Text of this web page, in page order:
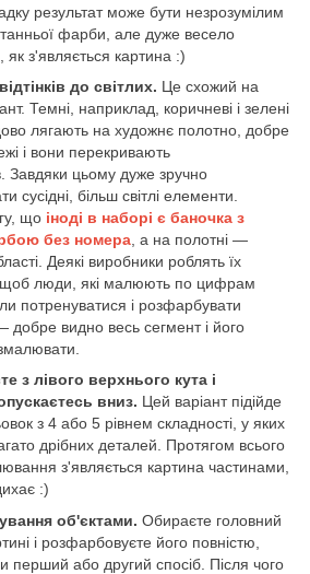
результат може бути незрозумілим
фарби, але дуже весело
як з'являється картина :)
до світлих. Це схожий на
Темні, наприклад, коричневі і зелені
лягають на художнє полотно, добре
і вони перекривають
Завдяки цьому дуже зручно
сусідні, більш світлі елементи.
що іноді в наборі є баночка з
без номера , а на полотні —
Деякі виробники роблять їх
щоб люди, які малюють по цифрам
потренуватися і розфарбувати
добре видно весь сегмент і його
з лівого верхнього кута і
вниз. Цей варіант підійде
з 4 або 5 рівнем складності, у яких
дрібних деталей. Протягом всього
з'являється картина частинами,
:)
об'єктами. Обираєте головний
і розфарбовуєте його повністю,
перший або другий спосіб. Після чого